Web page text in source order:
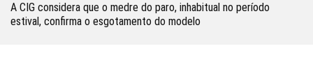
A CIG considera que o medre do paro, inhabitual no período
estival, confirma o esgotamento do modelo